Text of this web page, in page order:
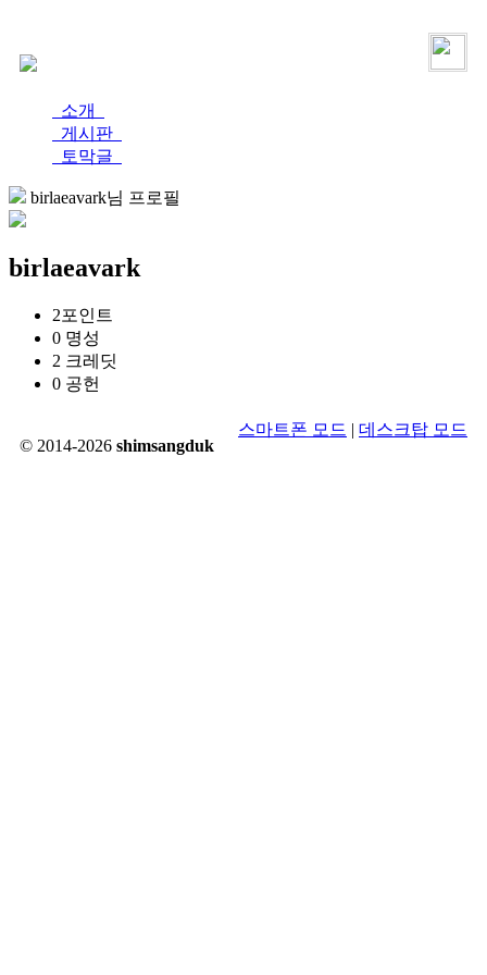
소개
게시판
토막글
birlaeavark님 프로필
birlaeavark
2포인트
0 명성
2 크레딧
0 공헌
© 2014-2026 shimsangduk
스마트폰 모드 | 데스크탑 모드